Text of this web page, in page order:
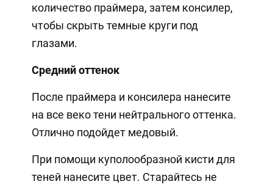
количество праймера, затем консилер,
чтобы скрыть темные круги под
глазами.
Средний оттенок
После праймера и консилера нанесите
на все веко тени нейтрального оттенка.
Отлично подойдет медовый.
При помощи куполообразной кисти для
теней нанесите цвет. Старайтесь не